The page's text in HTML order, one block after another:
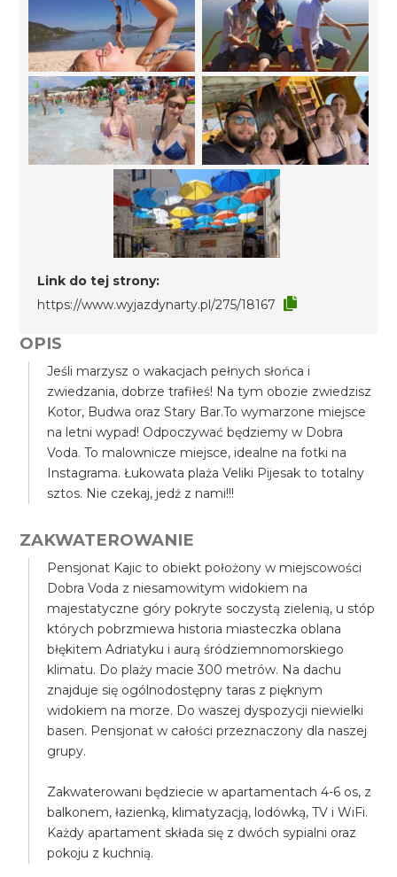
Link do tej strony:
https://www.wyjazdynarty.pl/275/18167
OPIS
Jeśli marzysz o wakacjach pełnych słońca i
zwiedzania, dobrze trafiłeś! Na tym obozie zwiedzisz
Kotor, Budwa oraz Stary Bar.To wymarzone miejsce
na letni wypad! Odpoczywać będziemy w Dobra
Voda. To malownicze miejsce, idealne na fotki na
Instagrama. Łukowata plaża Veliki Pijesak to totalny
sztos. Nie czekaj, jedź z nami!!!
ZAKWATEROWANIE
Pensjonat Kajic to obiekt położony w miejscowości
Dobra Voda z niesamowitym widokiem na
majestatyczne góry pokryte soczystą zielenią, u stóp
których pobrzmiewa historia miasteczka oblana
błękitem Adriatyku i aurą śródziemnomorskiego
klimatu. Do plaży macie 300 metrów. Na dachu
znajduje się ogólnodostępny taras z pięknym
widokiem na morze. Do waszej dyspozycji niewielki
basen. Pensjonat w całości przeznaczony dla naszej
grupy.
Zakwaterowani będziecie w apartamentach 4-6 os, z
balkonem, łazienką, klimatyzacją, lodówką, TV i WiFi.
Każdy apartament składa się z dwóch sypialni oraz
pokoju z kuchnią.